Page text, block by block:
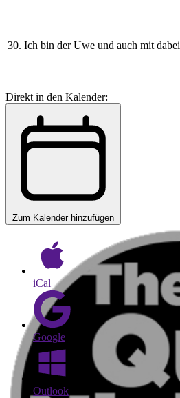
30. Ich bin der Uwe und auch mit dabei
Direkt in den Kalender:
Zum Kalender hinzufügen
iCal
Google
Outlook